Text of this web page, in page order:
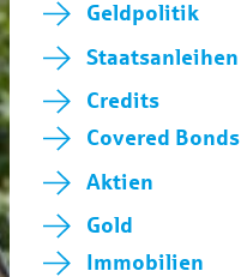
Geldpolitik
Staatsanleihen
Credits
Covered Bonds
Aktien
Gold
Immobilien